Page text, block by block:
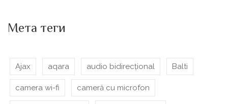
Мета теги
Ajax aqara audio bidirecțional Balti
camera wi-fi cameră cu microfon